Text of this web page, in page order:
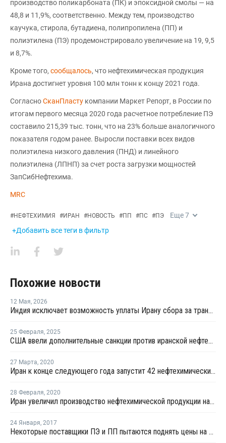
производство поликарбоната (ПК) и эпоксидной смолы — на
48,8 и 11,9%, соответственно. Между тем, производство
каучука, стирола, бутадиена, полипропилена (ПП) и
полиэтилена (ПЭ) продемонстрировало увеличение на 19, 9,5
и 8,7%.
Кроме того, сообщалось, что нефтехимическая продукция
Ирана достигнет уровня 100 млн тонн к концу 2021 года.
СогласноСканПласту компании Маркет Репорт, в России по
итогам первого месяца 2020 года расчетное потребление ПЭ
составило 215,39 тыс. тонн, что на 23% больше аналогичного
показателя годом ранее. Выросли поставки всех видов
полиэтилена низкого давления (ПНД) и линейного
полиэтилена (ЛПНП) за счет роста загрузки мощностей
ЗапСибНефтехима.
MRC
#НЕФТЕХИМИЯ #ИРАН #НОВОСТЬ #ПП #ПС #ПЭ Еще7
+Добавить все теги в фильтр
Похожие новости
12 Мая, 2026
Индия исключает возможность уплаты Ирану сбора за транзит нефти и газа через Ормузский пролив
25 Февраля, 2025
США ввели дополнительные санкции против иранской нефтехимии и логистических компаний
27 Марта, 2020
Иран к конце следующего года запустит 42 нефтехимических проекта
28 Февраля, 2020
Иран увеличил производство нефтехимической продукции на 1,9% за десять месяцев
24 Января, 2017
Некоторые поставщики ПЭ и ПП пытаются поднять цены на турецком рынке